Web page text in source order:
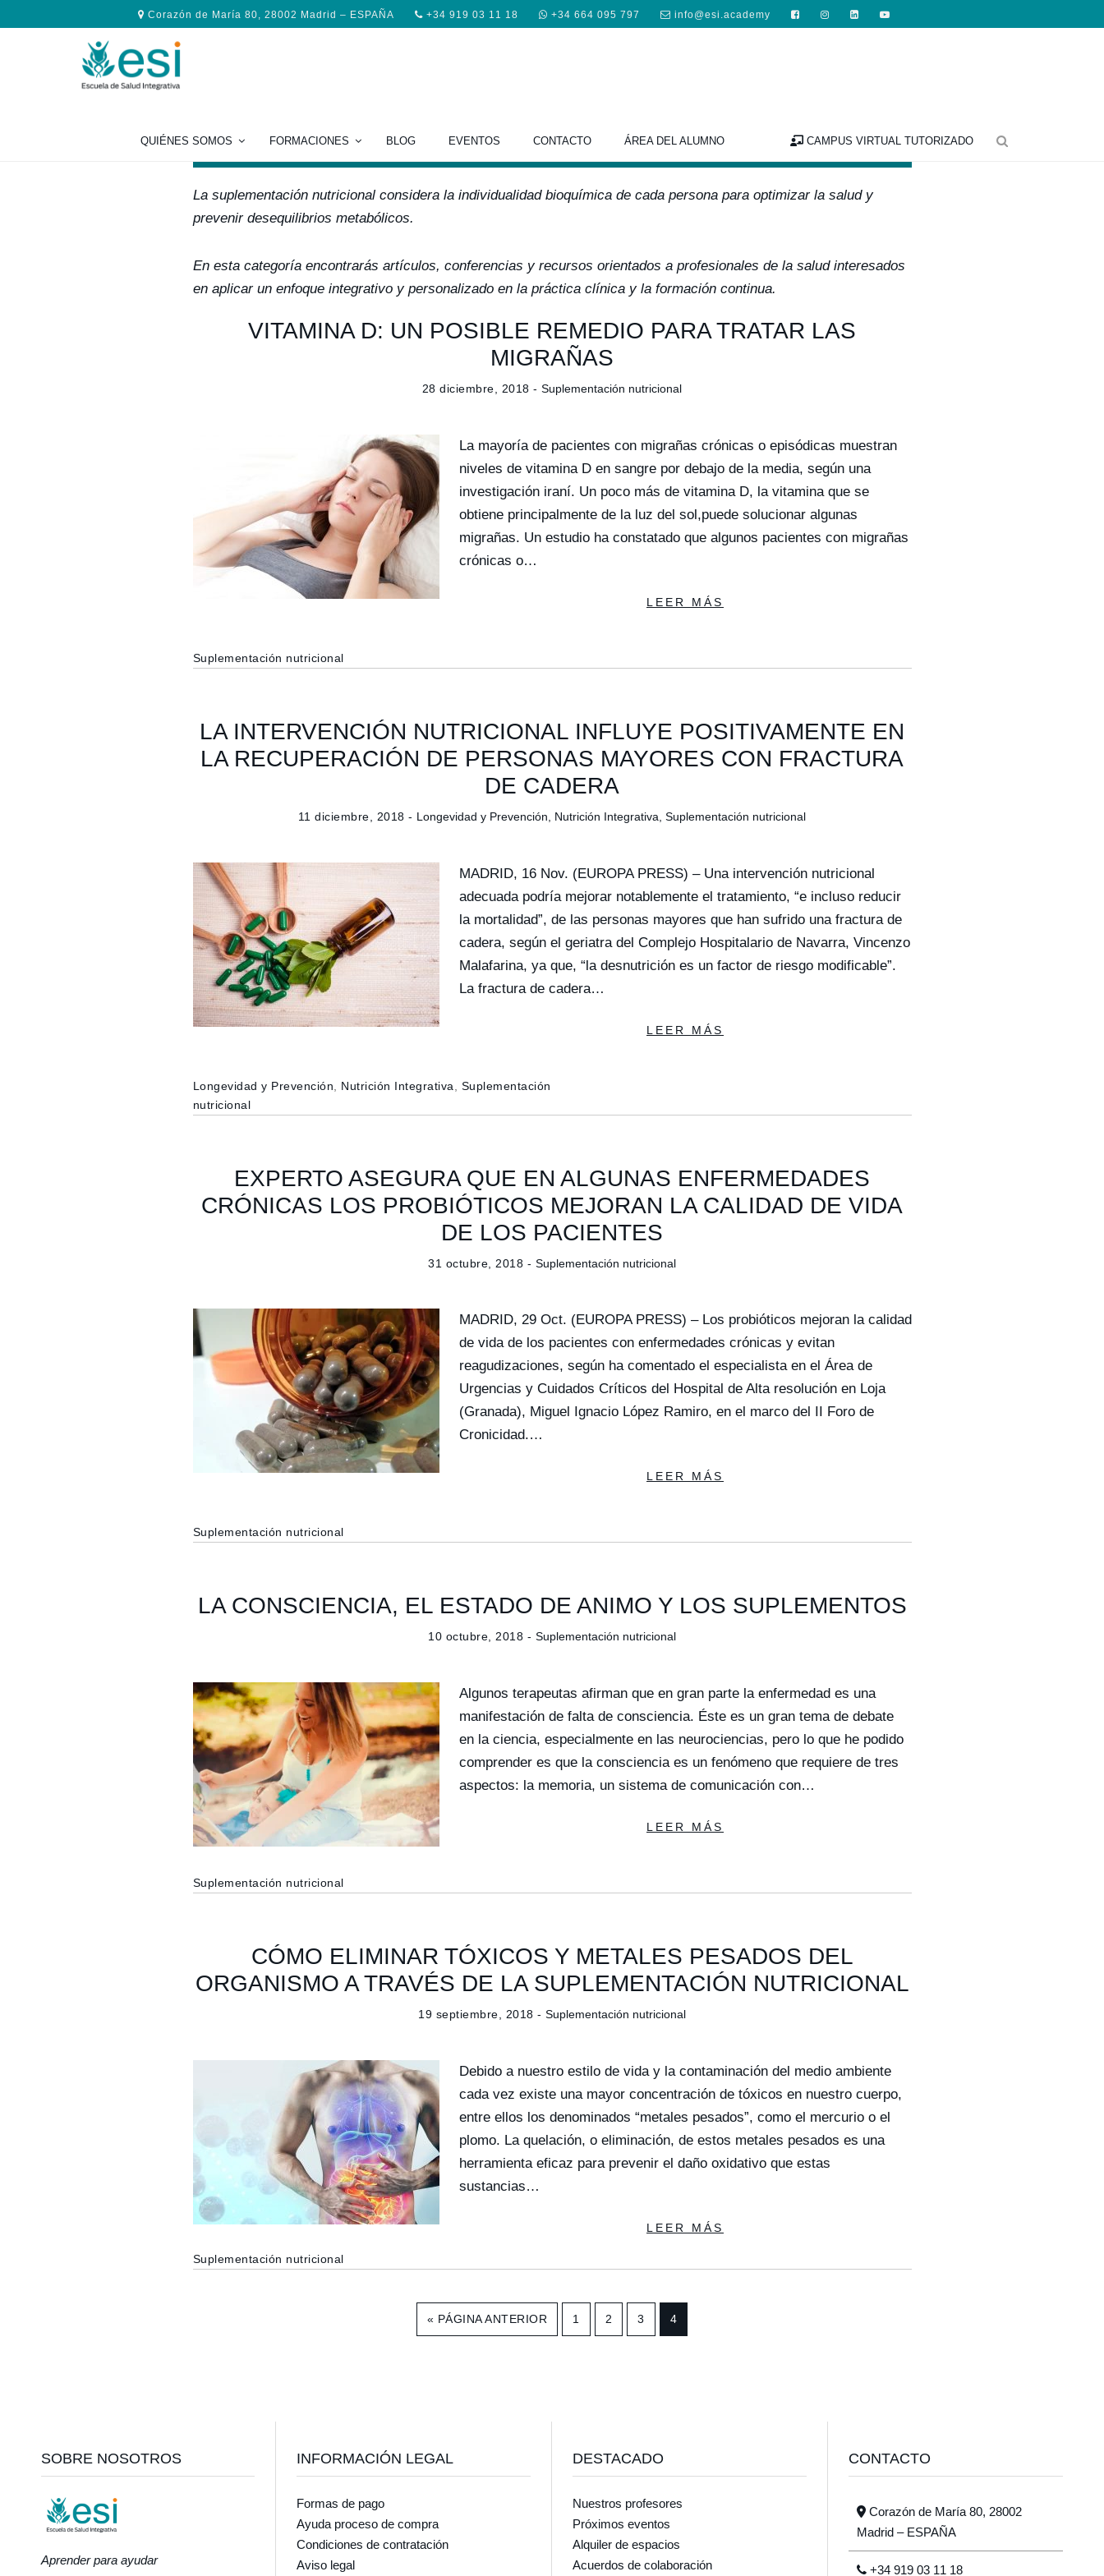
Corazón de María 80, 28002 Madrid – ESPAÑA +34 919 03 11 18 +34 664 095 797 info@esi.academy
QUIÉNES SOMOS FORMACIONES BLOG EVENTOS CONTACTO ÁREA DEL ALUMNO CAMPUS VIRTUAL TUTORIZADO
Suplementación Nutricional personalizada
La suplementación nutricional considera la individualidad bioquímica de cada persona para optimizar la salud y
prevenir desequilibrios metabólicos.
En esta categoría encontrarás artículos, conferencias y recursos orientados a profesionales de la salud interesados
en aplicar un enfoque integrativo y personalizado en la práctica clínica y la formación continua.
VITAMINA D: UN POSIBLE REMEDIO PARA TRATAR LAS
MIGRAÑAS
28 diciembre, 2018 -Suplementación nutricional
La mayoría de pacientes con migrañas crónicas o episódicas muestran
niveles de vitamina D en sangre por debajo de la media, según una
investigación iraní. Un poco más de vitamina D, la vitamina que se
obtiene principalmente de la luz del sol,puede solucionar algunas
migrañas. Un estudio ha constatado que algunos pacientes con migrañas
crónicas o…
LEER MÁS
Suplementación nutricional
LA INTERVENCIÓN NUTRICIONAL INFLUYE POSITIVAMENTE EN
LA RECUPERACIÓN DE PERSONAS MAYORES CON FRACTURA
DE CADERA
11 diciembre, 2018 - Longevidad y Prevención Nutrición Integrativa ,Suplementación nutricional
MADRID, 16 Nov. (EUROPA PRESS) – Una intervención nutricional
adecuada podría mejorar notablemente el tratamiento, “e incluso reducir
la mortalidad”, de las personas mayores que han sufrido una fractura de
cadera, según el geriatra del Complejo Hospitalario de Navarra, Vincenzo
Malafarina, ya que, “la desnutrición es un factor de riesgo modificable”.
La fractura de cadera…
LEER MÁS
Longevidad y Prevención Nutrición Integrativa
Suplementación
nutricional
EXPERTO ASEGURA QUE EN ALGUNAS ENFERMEDADES
CRÓNICAS LOS PROBIÓTICOS MEJORAN LA CALIDAD DE VIDA
DE LOS PACIENTES
31 octubre, 2018 - Suplementación nutricional
MADRID, 29 Oct. (EUROPA PRESS) – Los probióticos mejoran la calidad
de vida de los pacientes con enfermedades crónicas y evitan
reagudizaciones, según ha comentado el especialista en el Área de
Urgencias y Cuidados Críticos del Hospital de Alta resolución en Loja
(Granada), Miguel Ignacio López Ramiro, en el marco del II Foro de
Cronicidad.…
LEER MÁS
Suplementación nutricional
LA CONSCIENCIA, EL ESTADO DE ANIMO Y LOS SUPLEMENTOS
10 octubre, 2018 - Suplementación nutricional
Algunos terapeutas afirman que en gran parte la enfermedad es una
manifestación de falta de consciencia. Éste es un gran tema de debate
en la ciencia, especialmente en las neurociencias, pero lo que he podido
comprender es que la consciencia es un fenómeno que requiere de tres
aspectos: la memoria, un sistema de comunicación con…
LEER MÁS
Suplementación nutricional
CÓMO ELIMINAR TÓXICOS Y METALES PESADOS DEL
ORGANISMO A TRAVÉS DE LA SUPLEMENTACIÓN NUTRICIONAL
19 septiembre, 2018 - Suplementación nutricional
Debido a nuestro estilo de vida y la contaminación del medio ambiente
cada vez existe una mayor concentración de tóxicos en nuestro cuerpo,
entre ellos los denominados “metales pesados”, como el mercurio o el
plomo. La quelación, o eliminación, de estos metales pesados es una
herramienta eficaz para prevenir el daño oxidativo que estas
sustancias…
LEER MÁS
Suplementación nutricional
« IR
A
PÁGINA ANTERIOR
IR
A
1
IR
A
2
IR
A
3
IR
A
4
SOBRE NOSOTROS
Aprender para ayudar
INFORMACIÓN LEGAL
Formas de pago
Ayuda proceso de compra
Condiciones de contratación
Aviso legal
DESTACADO
Nuestros profesores
Próximos eventos
Alquiler de espacios
Acuerdos de colaboración
CONTACTO
Corazón de María 80, 28002
Madrid – ESPAÑA
+34 919 03 11 18